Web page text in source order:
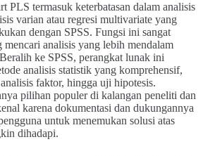
PLS termasuk keterbatasan dalam analisis
varian atau regresi multivariate yang
dengan SPSS. Fungsi ini sangat
analisis yang lebih mendalam
ke SPSS, perangkat lunak ini
analisis statistik yang komprehensif,
faktor, hingga uji hipotesis.
pilihan populer di kalangan peneliti dan
karena dokumentasi dan dukungannya
untuk menemukan solusi atas
dihadapi.